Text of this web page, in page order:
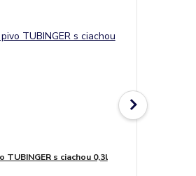
TUBINGER s ciachou 0,3l